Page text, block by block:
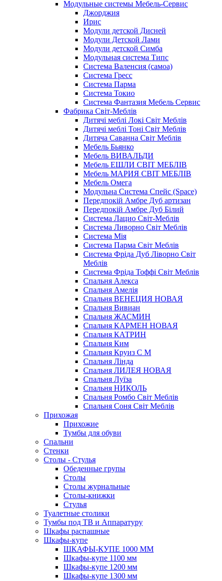
Модульные системы Мебель-Сервис
Джорджия
Ирис
Модули детской Дисней
Модули Детской Лами
Модули детской Симба
Модульная система Типс
Система Валенсия (самоа)
Система Гресс
Система Парма
Система Токио
Система Фантазия Мебель Сервис
Фабрика Світ-Меблів
Дитячі меблі Локі Світ Меблів
Дитячі меблі Тоні Світ Меблів
Дитяча Саванна Світ Меблів
Мебель Бьянко
Мебель ВИВАЛЬДИ
Мебель ЕШЛИ СВІТ МЕБЛІВ
Мебель МАРИЯ СВІТ МЕБЛІВ
Мебель Омега
Модульна Cистема Спейс (Space)
Передпокій Амбре Дуб артизан
Передпокій Амбре Дуб Білий
Система Лацио Світ-Меблів
Система Ливорно Світ Меблів
Система Мія
Система Парма Свiт Меблiв
Система Фріда Дуб Ліворно Світ
Меблів
Система Фріда Тоффі Світ Меблів
Спальня Алекса
Спальня Амелія
Спальня ВЕНЕЦИЯ НОВАЯ
Спальня Вивиан
Спальня ЖАСМИН
Спальня КАРМЕН НОВАЯ
Спальня КАТРИН
Спальня Ким
Спальня Круиз С М
Спальня Лінда
Спальня ЛИЛЕЯ НОВАЯ
Спальня Луїза
Спальня НИКОЛЬ
Спальня Ромбо Світ Меблів
Спальня Соня Світ Меблів
Прихожая
Прихожие
Тумбы для обуви
Спальни
Стенки
Столы - Стулья
Обеденные групы
Столы
Столы журнальные
Столы-книжки
Стулья
Туалетные столики
Тумбы под ТВ и Аппаратуру
Шкафы распашные
Шкафы-купе
ШКАФЫ-КУПЕ 1000 ММ
Шкафы-купе 1100 мм
Шкафы-купе 1200 мм
Шкафы-купе 1300 мм